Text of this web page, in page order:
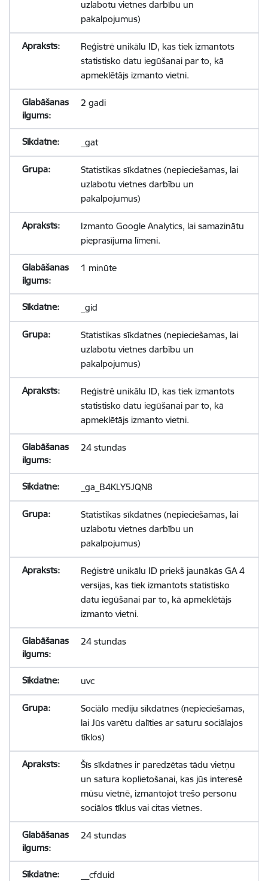
uzlabotu vietnes darbību un
pakalpojumus)
Reģistrē unikālu ID, kas tiek izmantots
statistisko datu iegūšanai par to, kā
apmeklētājs izmanto vietni.
2 gadi
_gat
Statistikas sīkdatnes (nepieciešamas, lai
uzlabotu vietnes darbību un
pakalpojumus)
Izmanto Google Analytics, lai samazinātu
pieprasījuma līmeni.
1 minūte
_gid
Statistikas sīkdatnes (nepieciešamas, lai
uzlabotu vietnes darbību un
pakalpojumus)
Reģistrē unikālu ID, kas tiek izmantots
statistisko datu iegūšanai par to, kā
apmeklētājs izmanto vietni.
24 stundas
_ga_B4KLY5JQN8
Statistikas sīkdatnes (nepieciešamas, lai
uzlabotu vietnes darbību un
pakalpojumus)
Reģistrē unikālu ID priekš jaunākās GA 4
versijas, kas tiek izmantots statistisko
datu iegūšanai par to, kā apmeklētājs
izmanto vietni.
24 stundas
uvc
Sociālo mediju sīkdatnes (nepieciešamas,
lai Jūs varētu dalīties ar saturu sociālajos
tīklos)
Šīs sīkdatnes ir paredzētas tādu vietņu
un satura koplietošanai, kas jūs interesē
mūsu vietnē, izmantojot trešo personu
sociālos tīklus vai citas vietnes.
24 stundas
__cfduid